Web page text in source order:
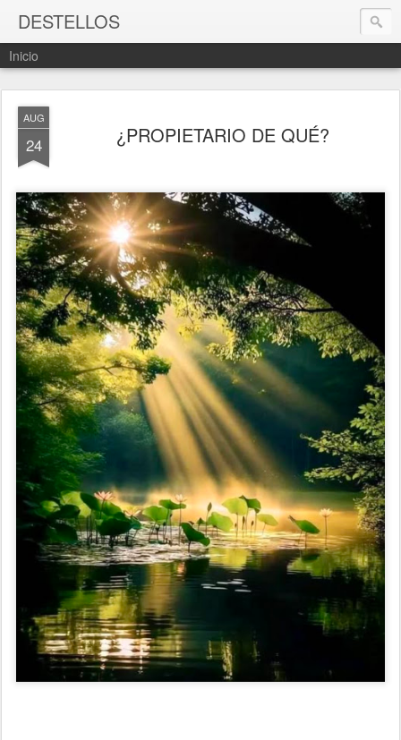
DESTELLOS
Inicio
AUG
24 ¿PROPIETARIO DE QUÉ?